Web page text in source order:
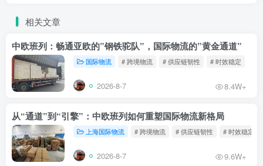
相关文章
中欧班列：畅通亚欧的”钢铁驼队”，国际物流的”黄金通道”
国际物流 # 跨境物流 # 供应链韧性 # 时效稳定
2026-8-7 8.4W+
从“通道”到“引擎”：中欧班列如何重塑国际物流新格局
上海国际物流 # 跨境物流 # 供应链韧性 # 时效稳定
2026-8-7 9.6W+